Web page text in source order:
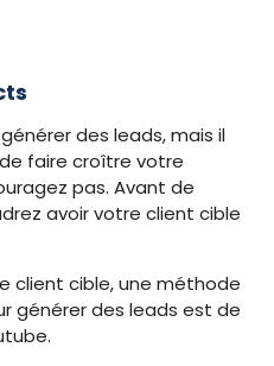
des leads, mais il
faire croître votre
pas. Avant de
avoir votre client cible
client cible, une méthode
générer des leads est de